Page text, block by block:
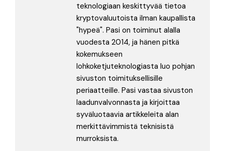
teknologiaan keskittyvää tietoa
kryptovaluutoista ilman kaupallista
"hypeä". Pasi on toiminut alalla
vuodesta 2014, ja hänen pitkä
kokemukseen
lohkoketjuteknologiasta luo pohjan
sivuston toimituksellisille
periaatteille. Pasi vastaa sivuston
laadunvalvonnasta ja kirjoittaa
syväluotaavia artikkeleita alan
merkittävimmistä teknisistä
murroksista.